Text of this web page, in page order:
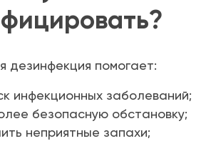
дезинфекция помогает:
инфекционных заболеваний;
безопасную обстановку;
неприятные запахи;